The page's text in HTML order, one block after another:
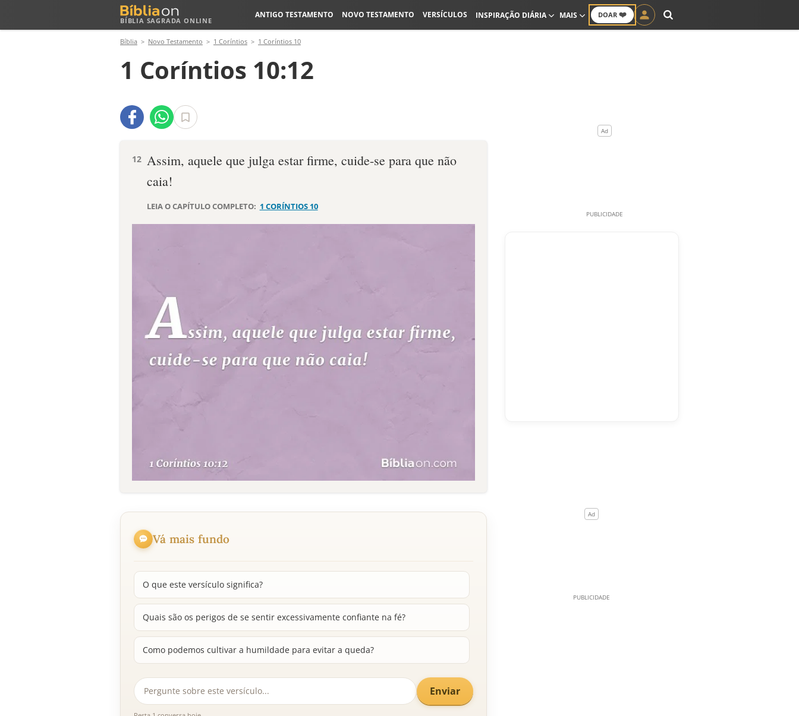
BÍBLIA SAGRADA ONLINE
DOAR ❤️
ANTIGO TESTAMENTO NOVO TESTAMENTO VERSÍCULOS INSPIRAÇÃO DIÁRIA MAIS
Bíblia Novo Testamento 1 Coríntios 1 Coríntios 10
1 Coríntios 10:12
12 Assim, aquele que julga estar firme, cuide-se para que não
caia!
LEIA O CAPÍTULO COMPLETO: 1 CORÍNTIOS 10
Vá mais fundo
O que este versículo significa?
Quais são os perigos de se sentir excessivamente confiante na fé?
Como podemos cultivar a humildade para evitar a queda?
Enviar